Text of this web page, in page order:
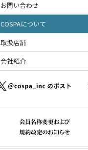
お問い合わせ
COSPAについて
取扱店舗
会社紹介